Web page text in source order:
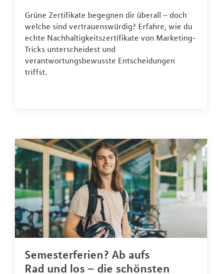
Grüne Zertifikate begegnen dir überall – doch
welche sind vertrauenswürdig? Erfahre, wie du
echte Nachhaltigkeitszertifikate von Marketing-
Tricks unterscheidest und
verantwortungsbewusste Entscheidungen
triffst.
Semesterferien? Ab aufs
Rad und los – die schönsten